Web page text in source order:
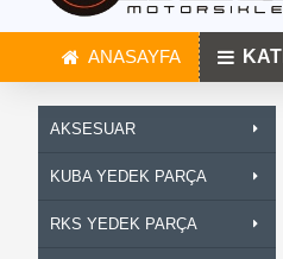
ANASAYFA
AKSESUAR
KUBA YEDEK PARÇA
RKS YEDEK PARÇA